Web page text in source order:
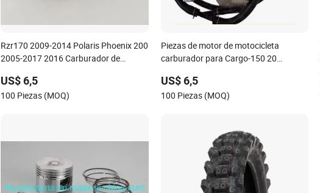
Rzr170 2009-2014 Polaris Phoenix 200
2005-2017 2016 Carburador de
US$ 6,5
100 Piezas (MOQ)
Piezas de motor de motocicleta
carburador para Cargo-150 20
US$ 6,5
100 Piezas (MOQ)